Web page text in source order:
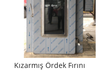
Kızarmış Ördek Fırını